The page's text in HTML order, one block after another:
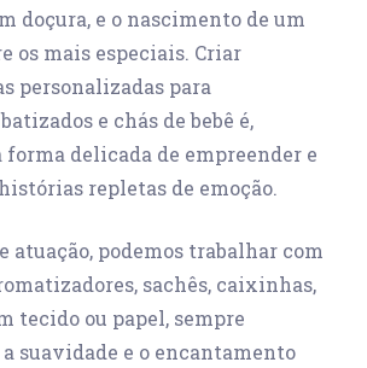
doçura, e o nascimento de um
os mais especiais. Criar
personalizadas para
e chás de bebê é,
forma delicada de empreender e
repletas de emoção.
atuação, podemos trabalhar com
sachês, caixinhas,
tecido ou papel, sempre
suavidade e o encantamento